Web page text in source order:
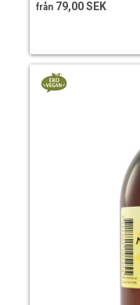
från 79,00 SEK